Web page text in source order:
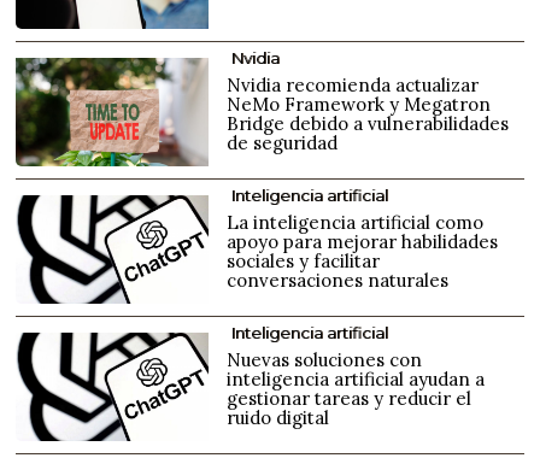
Nvidia
Nvidia recomienda actualizar
NeMo Framework y Megatron
Bridge debido a vulnerabilidades
de seguridad
Inteligencia artificial
La inteligencia artificial como
apoyo para mejorar habilidades
sociales y facilitar
conversaciones naturales
Inteligencia artificial
Nuevas soluciones con
inteligencia artificial ayudan a
gestionar tareas y reducir el
ruido digital